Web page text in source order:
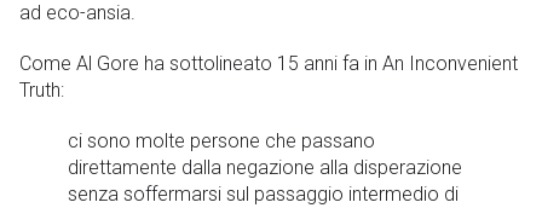
ad eco-ansia.
Come Al Gore ha sottolineato 15 anni fa in An Inconvenient
Truth:
ci sono molte persone che passano
direttamente dalla negazione alla disperazione
senza soffermarsi sul passaggio intermedio di